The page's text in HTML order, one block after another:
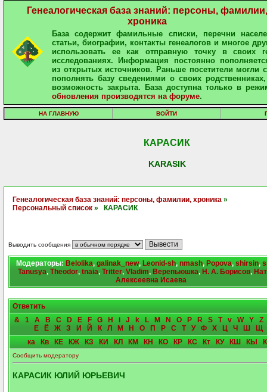
Генеалогическая база знаний: персоны, фамилии,
хроника
База содержит фамильные списки, перечни
статьи, биографии, контакты генеалогов и многое
использовать ее как отправную точку в своих
исследованиях. Информация постоянно
из открытых источников. Раньше посетители могли
пополнять базу сведениями о своих
возможность закрыта. База доступна только в
обновления производятся на форуме.
НА ГЛАВНУЮ ВОЙТИ
КАРАСИК
KARASIK
Генеалогическая база знаний: персоны, фамилии, хроника »
Персональный список » КАРАСИК
Выводить сообщения
Модераторы: Belolika, galinak_new, Leonid-sh, nmash, Popova, shirsin,
Tanusya, Theodor, tnaia, Tritter, Vladim, Верепьюшка, Н. А. Борисов,
Алексеевна Исаева
Ответить
&
1 A B C D E F G H i J k L M N O P R S T v W Y
Z
Е
Ё Ж З И Й К Л М Н О П Р С Т У Ф Х Ц Ч Ш
Щ
ка
Кв КЕ КЖ КЗ КИ КЛ КМ КН КО КР КС Кт КУ КШ КЫ
Сообщить модератору
КАРАСИК ЮЛИЙ ЮРЬЕВИЧ